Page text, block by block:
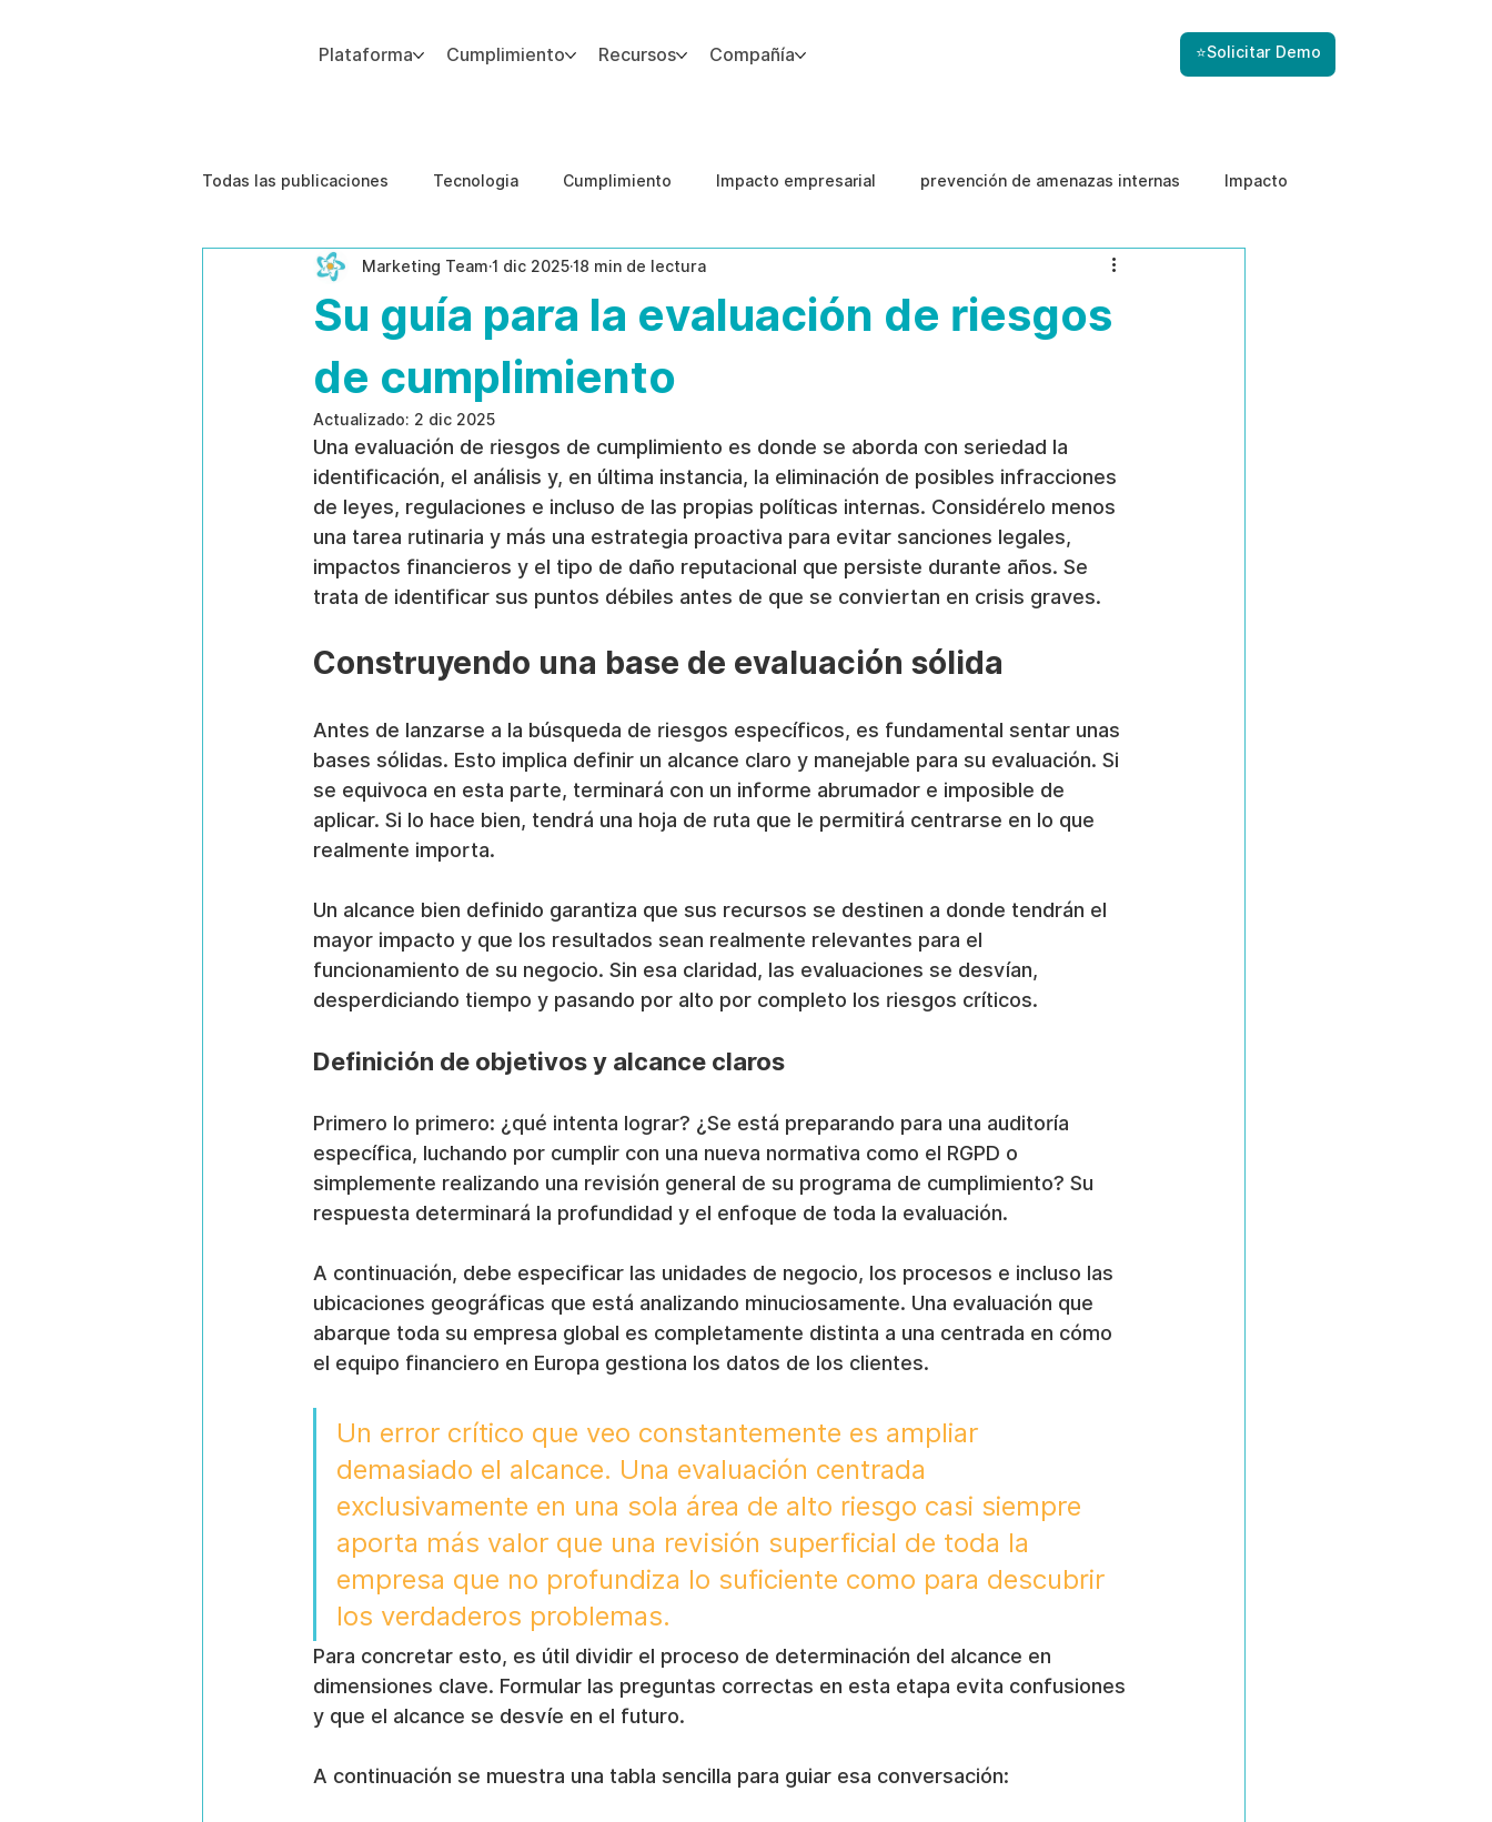
Plataforma Cumplimiento Recursos Compañía ⭐Solicitar Demo
Todas las publicaciones Tecnologia Cumplimiento Impacto empresarial prevención de amenazas internas Impacto
Estudios de caso Etica de IA Integridad del Capital Humano
Su guía para la evaluación de riesgos
de cumplimiento
Marketing Team 1 dic 202518 min de lectura
Actualizado: 2 dic 2025
Una evaluación de riesgos de cumplimiento es donde se aborda con seriedad la
identificación, el análisis y, en última instancia, la eliminación de posibles infracciones
de leyes, regulaciones e incluso de las propias políticas internas. Considérelo menos
una tarea rutinaria y más una estrategia proactiva para evitar sanciones legales,
impactos financieros y el tipo de daño reputacional que persiste durante años. Se
trata de identificar sus puntos débiles antes de que se conviertan en crisis graves.
Construyendo una base de evaluación sólida
Antes de lanzarse a la búsqueda de riesgos específicos, es fundamental sentar unas
bases sólidas. Esto implica definir un alcance claro y manejable para su evaluación. Si
se equivoca en esta parte, terminará con un informe abrumador e imposible de
aplicar. Si lo hace bien, tendrá una hoja de ruta que le permitirá centrarse en lo que
realmente importa.
Un alcance bien definido garantiza que sus recursos se destinen a donde tendrán el
mayor impacto y que los resultados sean realmente relevantes para el
funcionamiento de su negocio. Sin esa claridad, las evaluaciones se desvían,
desperdiciando tiempo y pasando por alto por completo los riesgos críticos.
Definición de objetivos y alcance claros
Primero lo primero: ¿qué intenta lograr? ¿Se está preparando para una auditoría
específica, luchando por cumplir con una nueva normativa como el RGPD o
simplemente realizando una revisión general de su programa de cumplimiento? Su
respuesta determinará la profundidad y el enfoque de toda la evaluación.
A continuación, debe especificar las unidades de negocio, los procesos e incluso las
ubicaciones geográficas que está analizando minuciosamente. Una evaluación que
abarque toda su empresa global es completamente distinta a una centrada en cómo
el equipo financiero en Europa gestiona los datos de los clientes.
Un error crítico que veo constantemente es ampliar
demasiado el alcance. Una evaluación centrada
exclusivamente en una sola área de alto riesgo casi siempre
aporta más valor que una revisión superficial de toda la
empresa que no profundiza lo suficiente como para descubrir
los verdaderos problemas.
Para concretar esto, es útil dividir el proceso de determinación del alcance en
dimensiones clave. Formular las preguntas correctas en esta etapa evita confusiones
y que el alcance se desvíe en el futuro.
A continuación se muestra una tabla sencilla para guiar esa conversación: